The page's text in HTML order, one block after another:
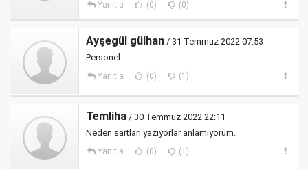
Yanıtla (0) (0)
Ayşegül gülhan / 31 Temmuz 2022 07:53
Personel
Yanıtla (0) (1)
Temliha / 30 Temmuz 2022 22:11
Neden sartlari yaziyorlar anlamiyorum.
Yanıtla (0) (1)